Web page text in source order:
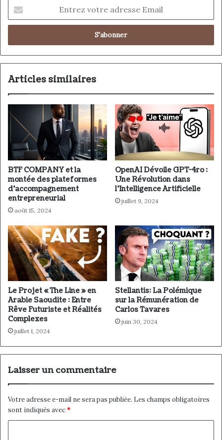
t
e
z
o
r
e
a
r
s
s
e
E
m
a
i
l
Articles similaires
BTF COMPANY et la
montée des plateformes
d’accompagnement
entrepreneurial
août 15, 2024
OpenAI Dévoile GPT-4ro :
Une Révolution dans
l’Intelligence Artificielle
juillet 9, 2024
Le Projet « The Line » en
Arabie Saoudite : Entre
Rêve Futuriste et Réalités
Complexes
juillet 1, 2024
Stellantis: La Polémique
sur la Rémunération de
Carlos Tavares
juin 30, 2024
Laisser un commentaire
Votre adresse e-mail ne sera pas publiée. Les champs obligatoires
sont indiqués avec*